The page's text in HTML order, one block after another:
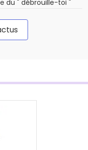
du " débrouille-toi "